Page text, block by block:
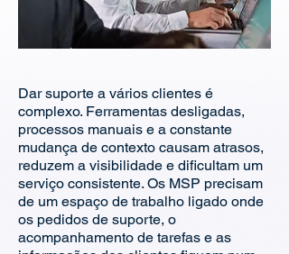
Dar suporte a vários clientes é
complexo. Ferramentas desligadas,
processos manuais e a constante
mudança de contexto causam atrasos,
reduzem a visibilidade e dificultam um
serviço consistente. Os MSP precisam
de um espaço de trabalho ligado onde
os pedidos de suporte, o
acompanhamento de tarefas e as